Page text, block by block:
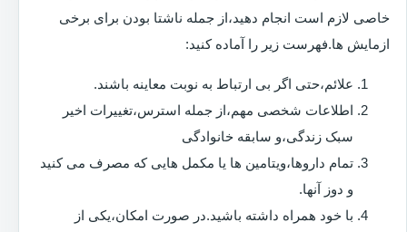
خاصی لازم است انجام دهید،از جمله ناشتا بودن برای برخی
ازمایش ها.فهرست زیر را آماده کنید:
علائم،حتی اگر بی ارتباط به نوبت معاینه باشند.
اطلاعات شخصی مهم،از جمله استرس،تغییرات اخیر
سبک زندگی،و سابقه خانوادگی
تمام داروها،ویتامین ها یا مکمل هایی که مصرف می کنید
و دوز آنها.
با خود همراه داشته باشید.در صورت امکان،یکی از